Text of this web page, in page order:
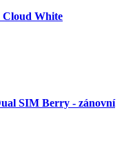
Cloud White
SIM Berry - zánovní